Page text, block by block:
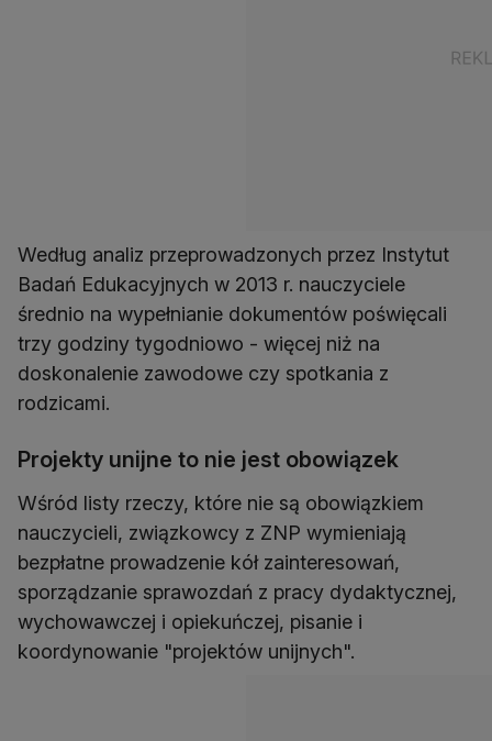
Według analiz przeprowadzonych przez Instytut
Badań Edukacyjnych w 2013 r. nauczyciele
średnio na wypełnianie dokumentów poświęcali
trzy godziny tygodniowo - więcej niż na
doskonalenie zawodowe czy spotkania z
rodzicami.
Projekty unijne to nie jest obowiązek
Wśród listy rzeczy, które nie są obowiązkiem
nauczycieli, związkowcy z ZNP wymieniają
bezpłatne prowadzenie kół zainteresowań,
sporządzanie sprawozdań z pracy dydaktycznej,
wychowawczej i opiekuńczej, pisanie i
koordynowanie "projektów unijnych".